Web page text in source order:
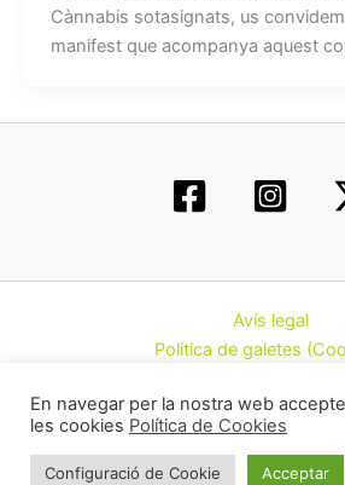
Cànnabis sotasignats, us
manifest que acompanya aquest
Avís legal
Política de galetes
Contacte
Cannàbiques de Catalunya
En navegar per la nostra web
les cookies Política de Cookies
Configuració de Cookie Acceptar